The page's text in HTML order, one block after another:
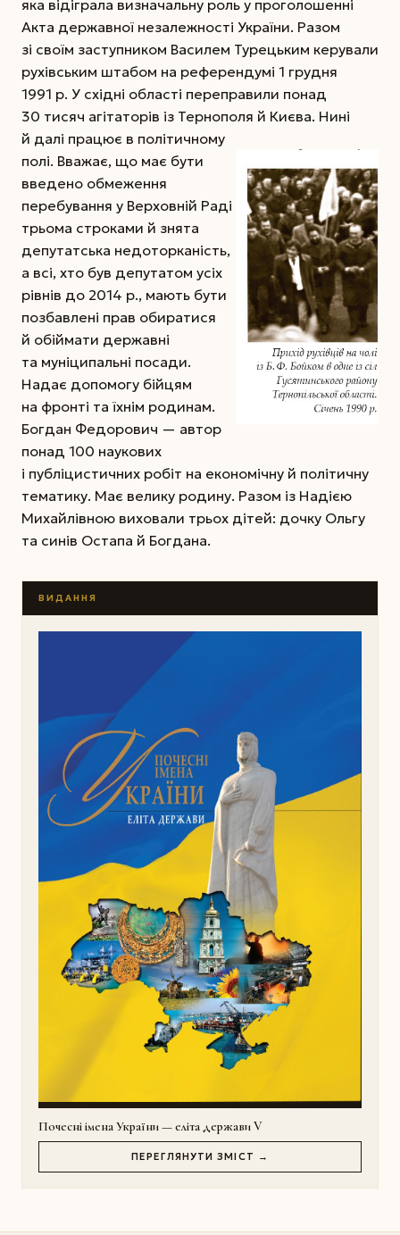
яка відіграла визначальну роль у проголошенні
Акта державної незалежності України. Разом
зі своїм заступником Василем Турецьким керували
рухівським штабом на референдумі 1 грудня
1991 р. У східні області переправили понад
30 тисяч агітаторів із Тернополя й Києва. Нині
й далі працює в політичному
полі. Вважає, що має бути
введено обмеження
перебування у Верховній Раді
трьома строками й знята
депутатська недоторканість,
а всі, хто був депутатом усіх
рівнів до 2014 р., мають бути
позбавлені прав обиратися
й обіймати державні
та муніципальні посади.
Надає допомогу бійцям
на фронті та їхнім родинам.
Богдан Федорович — автор
понад 100 наукових
і публіцистичних робіт на економічну й політичну
тематику. Має велику родину. Разом із Надією
Михайлівною виховали трьох дітей: дочку Ольгу
та синів Остапа й Богдана.
ВИДАННЯ
Почесні імена України — еліта держави V
ПЕРЕГЛЯНУТИ ЗМІСТ →